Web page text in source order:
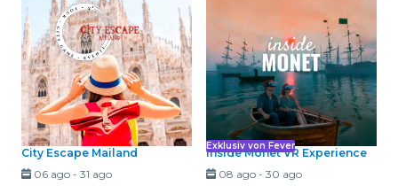
City Escape Mailand
06 ago- 31 ago
Exklusiv von Fever
Inside Monet VR Experience
08 ago- 30 ago